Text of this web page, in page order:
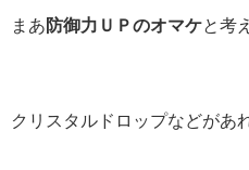
まあ 防御力ＵＰのオマケと考
クリスタルドロップなどがあ